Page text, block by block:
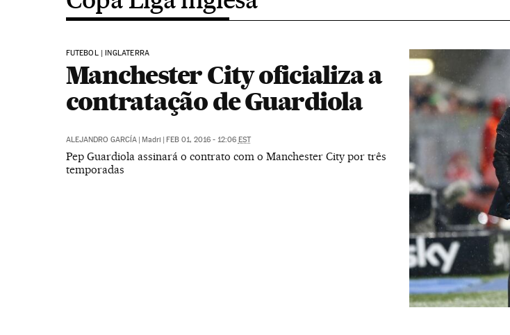
FUTEBOL | INGLATERRA
Manchester City oficializa a
contratação de Guardiola
ALEJANDRO GARCÍA | Madri | FEB 01, 2016 - 12:06 EST
Pep Guardiola assinará o contrato com o Manchester City por três
temporadas